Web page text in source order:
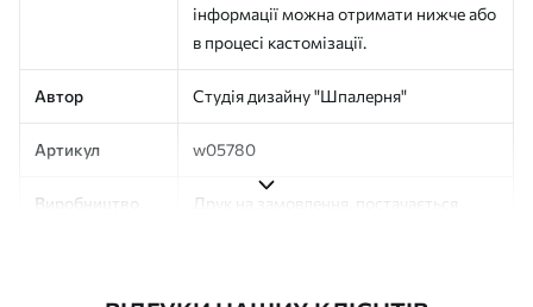
інформації можна отримати нижче або
в процесі кастомізації.
Автор Студія дизайну "Шпалерня"
Артикул w05780
Виробництво
Друк на замовлення, постачається